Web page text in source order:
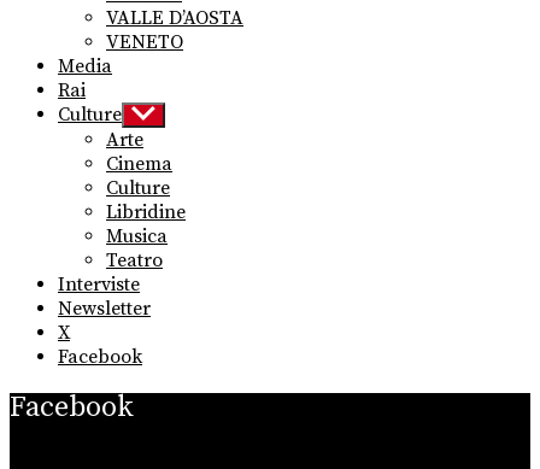
VALLE D’AOSTA
VENETO
Media
Rai
Culture Show
sub
menu
Arte
Cinema
Culture
Libridine
Musica
Teatro
Interviste
Newsletter
X
Facebook
Facebook